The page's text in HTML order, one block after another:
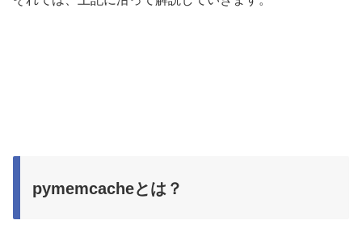
pymemcacheとは？